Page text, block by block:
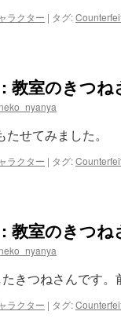
ラクター | タグ:
教室のきつね
neko_nyanya
せてみました。
ラクター | タグ:
教室のきつね
neko_nyanya
たきつねさんです
ラクター | タグ: